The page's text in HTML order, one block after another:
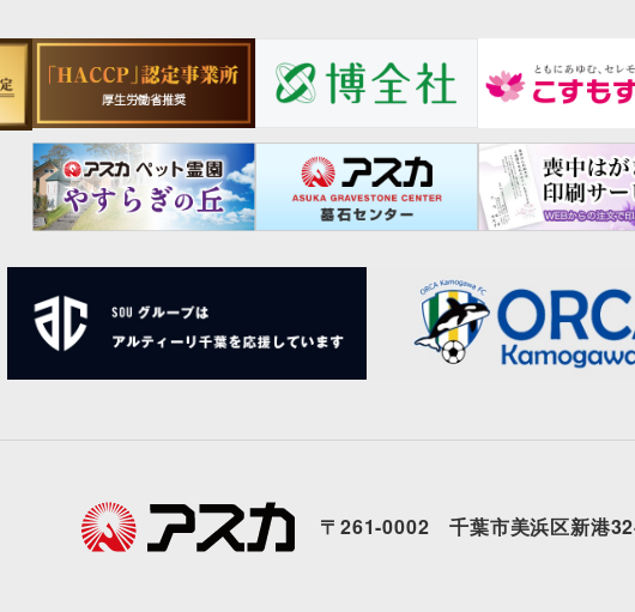
〒261-0002 千葉市美浜区新港